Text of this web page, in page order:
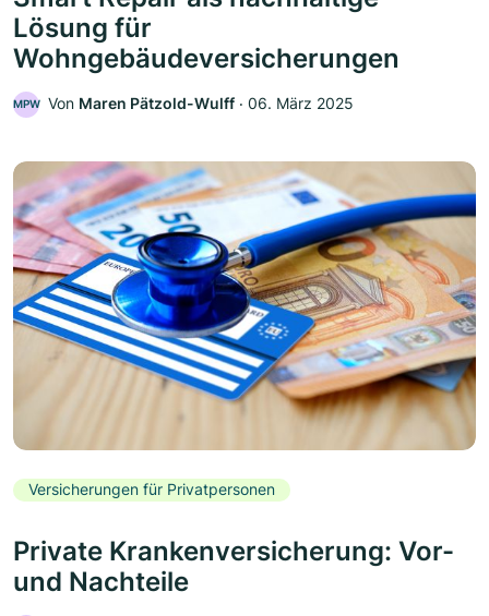
Lösung für
Wohngebäudeversicherungen
MPW Von Maren Pätzold-Wulff ‧ 06. März 2025
Versicherungen für Privatpersonen
Private Krankenversicherung: Vor-
und Nachteile